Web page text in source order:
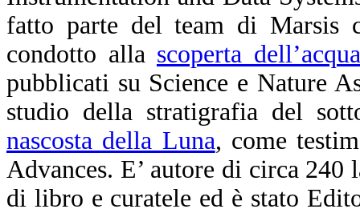
fatto parte del team di Marsis
condotto alla scoperta
pubblicati su Science e Nature
studio della stratigrafia del
nascosta della Luna, come
Advances. E’ autore di circa
di libro e curatele ed è stato